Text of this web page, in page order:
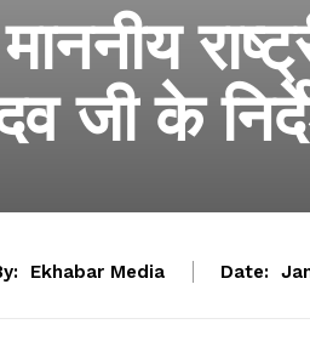
माननीय
जी के
Ekhabar Media Date: